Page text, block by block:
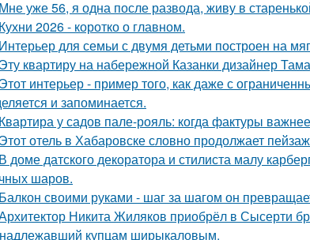
Мне уже 56, я одна после развода, живу в
Кухни 2026 - коротко о главном.
Интерьер для семьи с двумя детьми построен на
Эту квартиру на набережной Казанки дизайнер
Этот интерьер - пример того, как даже с
и запоминается.
Квартира у садов пале-рояль: когда фактуры
Этот отель в Хабаровске словно продолжает
В доме датского декоратора и стилиста малу
шаров.
Балкон своими руками - шаг за шагом он
Никита Жиляков приобрёл в Сысерти
купцам ширыкаловым.